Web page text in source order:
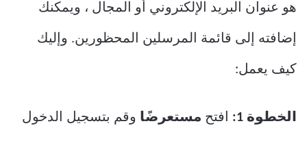
هو عنوان البريد الإلكتروني أو المجال ، ويمكنك
إضافته إلى قائمة المرسلين المحظورين. وإليك
كيف يعمل:
الخطوة 1: افتح مستعرضًا وقم بتسجيل الدخول